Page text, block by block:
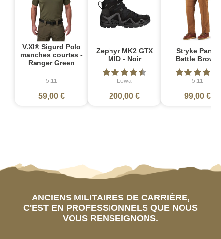
V.XI® Sigurd Polo
manches courtes -
Ranger Green
5.11
59,00 €
Zephyr MK2 GTX
MID - Noir
Lowa
200,00 €
Stryke Pant -
Battle Brown
5.11
99,00 €
ANCIENS MILITAIRES DE CARRIÈRE,
C'EST EN PROFESSIONNELS QUE NOUS
VOUS RENSEIGNONS.